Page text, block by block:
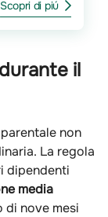
Scopri di piú
il
non
La regola
dipendenti
media
di nove mesi